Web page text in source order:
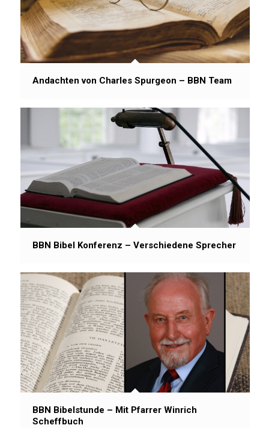
Andachten von Charles Spurgeon – BBN Team
BBN Bibel Konferenz – Verschiedene Sprecher
BBN Bibelstunde – Mit Pfarrer Winrich
Scheffbuch